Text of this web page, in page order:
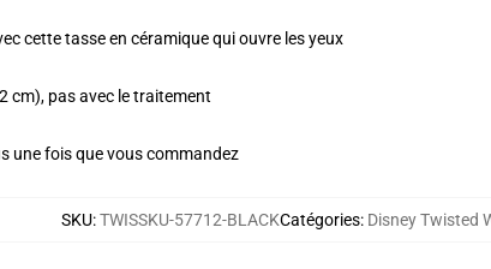
cette tasse en céramique qui ouvre les yeux
cm), pas avec le traitement
une fois que vous commandez
SKU:TWISSKU-57712-BLACKCatégories: Disney Twisted